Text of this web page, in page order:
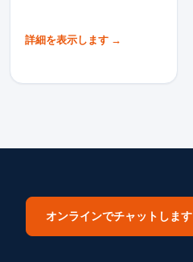
詳細を表示します →
オンラインでチャットします